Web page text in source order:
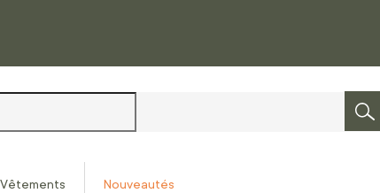
Vêtements Nouveautés